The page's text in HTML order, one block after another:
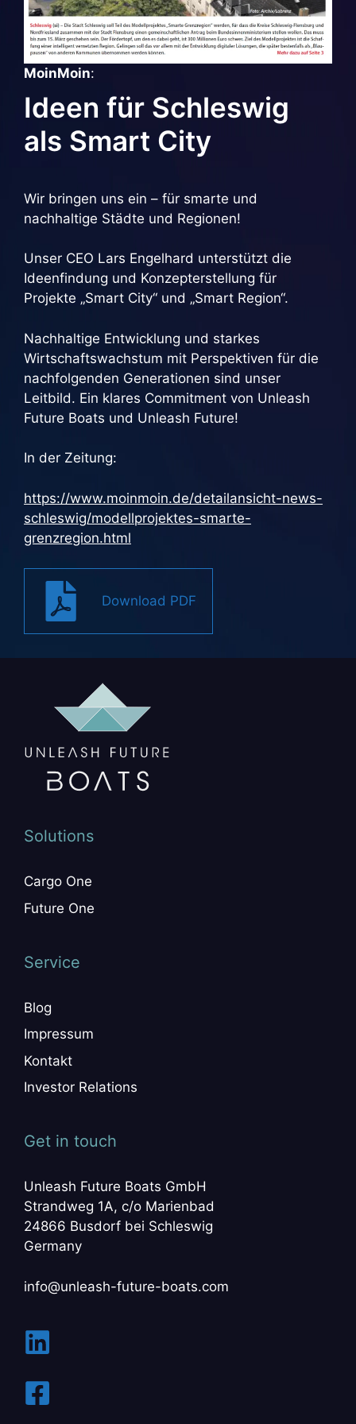
MoinMoin:
Ideen für Schleswig
als Smart City
Wir bringen uns ein – für smarte und
nachhaltige Städte und Regionen!
Unser CEO Lars Engelhard unterstützt die
Ideenfindung und Konzepterstellung für
Projekte „Smart City“ und „Smart Region“.
Nachhaltige Entwicklung und starkes
Wirtschaftswachstum mit Perspektiven für die
nachfolgenden Generationen sind unser
Leitbild. Ein klares Commitment von Unleash
Future Boats und Unleash Future!
In der Zeitung:
https://www.moinmoin.de/detailansicht-news-
schleswig/modellprojektes-smarte-
grenzregion.html
Download PDF
Solutions
Cargo One
Future One
Service
Blog
Impressum
Kontakt
Investor Relations
Get in touch
Unleash Future Boats GmbH
Strandweg 1A, c/o Marienbad
24866 Busdorf bei Schleswig
Germany
info@unleash-future-boats.com